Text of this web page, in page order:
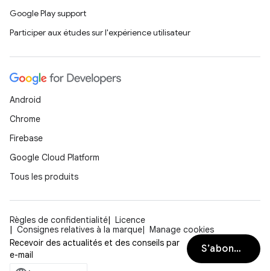
Google Play support
Participer aux études sur l'expérience utilisateur
Android
Chrome
Firebase
Google Cloud Platform
Tous les produits
Règles de confidentialité
Licence
Consignes relatives à la marque
Manage cookies
Recevoir des actualités et des conseils par
e-mail
S’abonner